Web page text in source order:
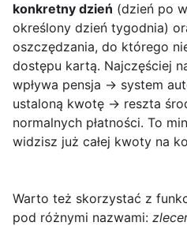
konkretny dzień (dzień po
określony dzień tygodnia)
oszczędzania, do którego
dostępu kartą. Najczęściej
wpływa pensja → system
ustaloną kwotę → reszta
normalnych płatności. To
widzisz już całej kwoty na
Warto też skorzystać z
pod różnymi nazwami: